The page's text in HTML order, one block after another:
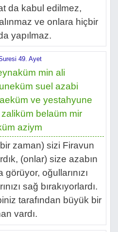
da kabul edilmez,
ve onlara hiçbir
yapılmaz.
49. Ayet
min ali
suel azabi
ve yestahyune
belaüm mir
aziym
zaman) sizi Firavun
(onlar) size azabın
oğullarınızı
sağ bırakıyorlardı.
tarafından büyük bir
vardı.